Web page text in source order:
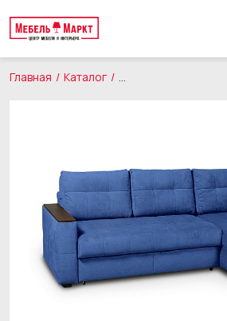
Главная Каталог Мягкая мебель
Обращение